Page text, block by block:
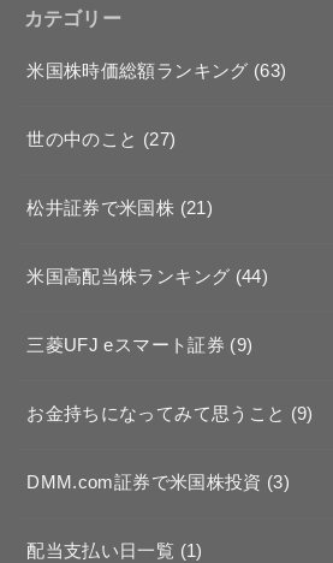
カテゴリー
米国株時価総額ランキング (63)
世の中のこと (27)
松井証券で米国株 (21)
米国高配当株ランキング (44)
三菱UFJ eスマート証券 (9)
お金持ちになってみて思うこと (9)
DMM.com証券で米国株投資 (3)
配当支払い日一覧 (1)